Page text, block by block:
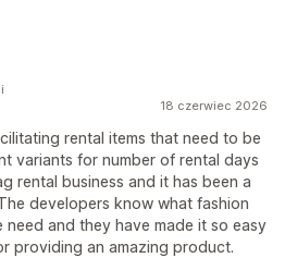
18 czerwiec 2026
rental items that need to be
variants for number of rental days
rental business and it has been a
developers know what fashion
need and they have made it so easy
providing an amazing product.